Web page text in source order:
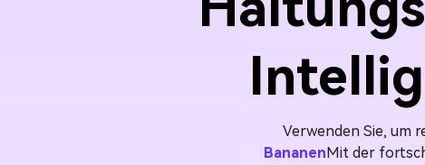
Verwenden Sie, um
BananenMit der